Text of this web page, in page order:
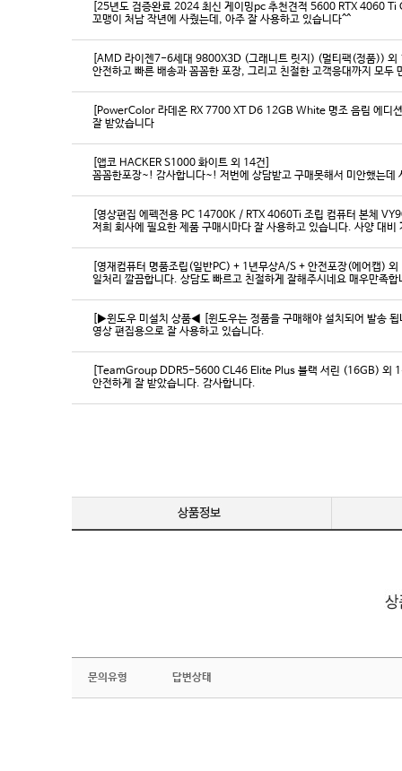
[25년도 검증완료 2024 최신 게이밍pc 추천견적 5600 RTX 4060
꼬맹이 처남 작년에 사줬는데, 아주 잘 사용하고 있습니다^^
[AMD 라이젠7-6세대 9800X3D (그래니트 릿지) (멀티팩(정품)) 외
[PowerColor 라데온 RX 7700 XT D6 12GB White 명조 음림 에디
잘 받았습니다
[앱코 HACKER S1000 화이트 외 14건]
꼼꼼한포장~! 감사합니다~! 저번에 상담받고 구매못해서 미안했는
[영상편집 에펙전용 PC 14700K / RTX 4060Ti 조립 컴퓨터 본체
[영재컴퓨터 명품조립(일반PC) + 1년무상A/S + 안전포장(에어캡)
일처리 깔끔합니다. 상담도 빠르고 친절하게 잘해주시네요 매우만족
[▶윈도우 미설치 상품◀ [윈도우는 정품을 구매해야 설치되어 발송
영상 편집용으로 잘 사용하고 있습니다.
[TeamGroup DDR5-5600 CL46 Elite Plus 블랙 서린 (16GB) 외
안전하게 잘 받았습니다. 감사합니다.
문의유형 답변상태